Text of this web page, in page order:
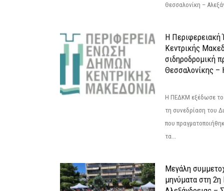
Θεσσαλονίκη –
Η
Κεντρικής
σιδηροδρομική
Θεσσαλονίκης –
Η ΠΕΔΚΜ εξέδωσε το
τη συνεδρίαση του
που
τα...
Μεγάλη
μηνύματα στη